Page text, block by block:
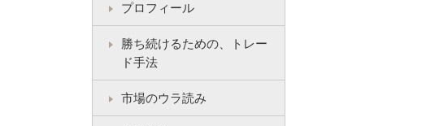
プロフィール
勝ち続けるための、トレー
ド手法
市場のウラ読み